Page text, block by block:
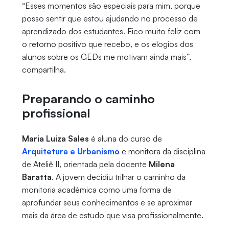
“Esses momentos são especiais para mim, porque
posso sentir que estou ajudando no processo de
aprendizado dos estudantes. Fico muito feliz com
o retorno positivo que recebo, e os elogios dos
alunos sobre os GEDs me motivam ainda mais”,
compartilha.
Preparando o caminho
profissional
Maria Luiza Sales é aluna do curso de
Arquitetura e Urbanismo e monitora da disciplina
de Ateliê II, orientada pela docente Milena
Baratta. A jovem decidiu trilhar o caminho da
monitoria acadêmica como uma forma de
aprofundar seus conhecimentos e se aproximar
mais da área de estudo que visa profissionalmente.